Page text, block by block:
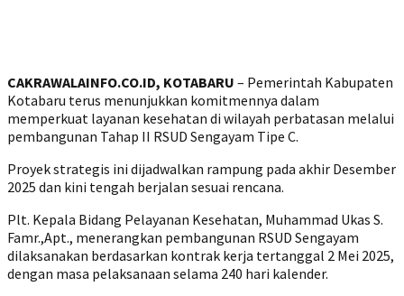
CAKRAWALAINFO.CO.ID, KOTABARU – Pemerintah Kabupaten
Kotabaru terus menunjukkan komitmennya dalam
memperkuat layanan kesehatan di wilayah perbatasan melalui
pembangunan Tahap II RSUD Sengayam Tipe C.
Proyek strategis ini dijadwalkan rampung pada akhir Desember
2025 dan kini tengah berjalan sesuai rencana.
Plt. Kepala Bidang Pelayanan Kesehatan, Muhammad Ukas S.
Famr.,Apt., menerangkan pembangunan RSUD Sengayam
dilaksanakan berdasarkan kontrak kerja tertanggal 2 Mei 2025,
dengan masa pelaksanaan selama 240 hari kalender.